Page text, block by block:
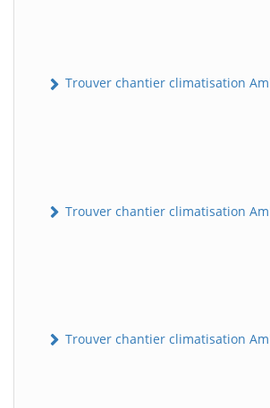
Trouver chantier climatisation
Trouver chantier climatisation
Trouver chantier climatisation